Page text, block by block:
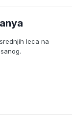
leca na